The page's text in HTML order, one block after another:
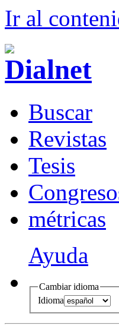
Ir al conteni
Buscar
Revistas
Tesis
Con
métricas
Ayuda
Cambiar idioma
Idioma